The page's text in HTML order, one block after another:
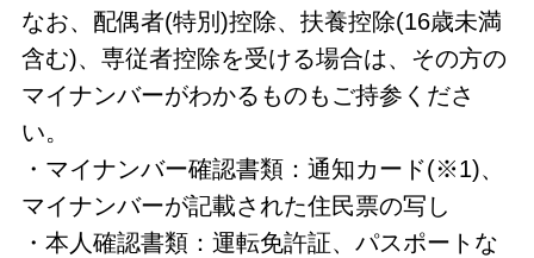
なお、配偶者(特別)控除、扶養控除(16歳未満
含む)、専従者控除を受ける場合は、その方の
マイナンバーがわかるものもご持参くださ
い。
・マイナンバー確認書類：通知カード(※1)、
マイナンバーが記載された住民票の写し
・本人確認書類：運転免許証、パスポートな